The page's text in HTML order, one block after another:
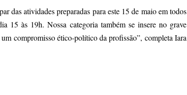
das atividades preparadas para este 15 de maio em todos
15 às 19h. Nossa categoria também se insere no grave
compromisso ético-político da profissão”, completa Iara